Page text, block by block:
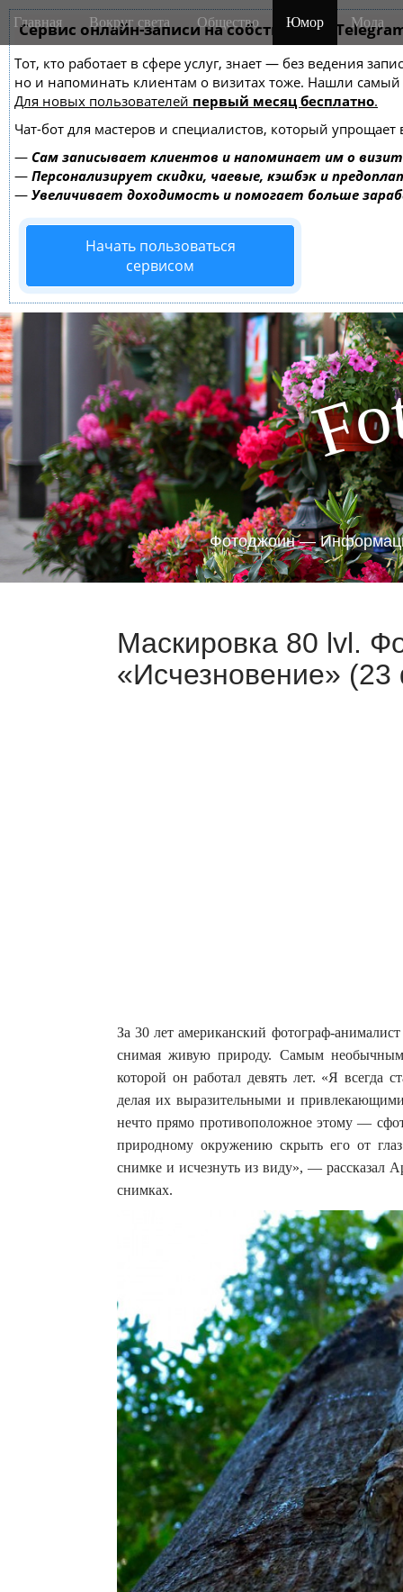
Сервис онлайн-записи на собственном
Тот, кто работает в сфере услуг, знает — без ведения
но и напоминать клиентам о визитах тоже. Нашли
Для новых пользователей первый месяц бесплатно.
Чат-бот для мастеров и специалистов, который упрощает
— Сам записывает клиентов и напоминает им о
— Персонализирует скидки, чаевые, кэшбэк и
— Увеличивает доходимость и помогает больше
Начать пользоваться
сервисом
M
a
n
m
e
n
u
i
Главная Вокруг света Общество Юмор Мода
Fo
Фотоджоин —
Маскировка 80 lvl.
«Исчезновение» (23
За 30 лет американский фотограф-
снимая живую природу. Самым
которой он работал девять лет. «Я всегда
делая их выразительными и
нечто прямо противоположное этому —
природному окружению скрыть его от
снимке и исчезнуть из виду», — рассказал
снимках.